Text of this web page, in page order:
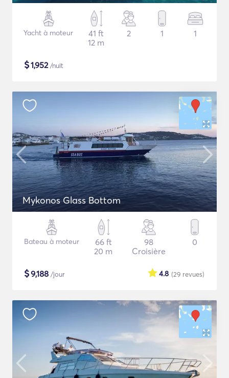
Yacht à moteur
41 ft
12 m
2 1 1
$1,952/nuit
Mykonos Glass Bottom
Bateau à moteur
66 ft
20 m
98
Croisière
0
$9,188 /jour (29 revues)
4.8